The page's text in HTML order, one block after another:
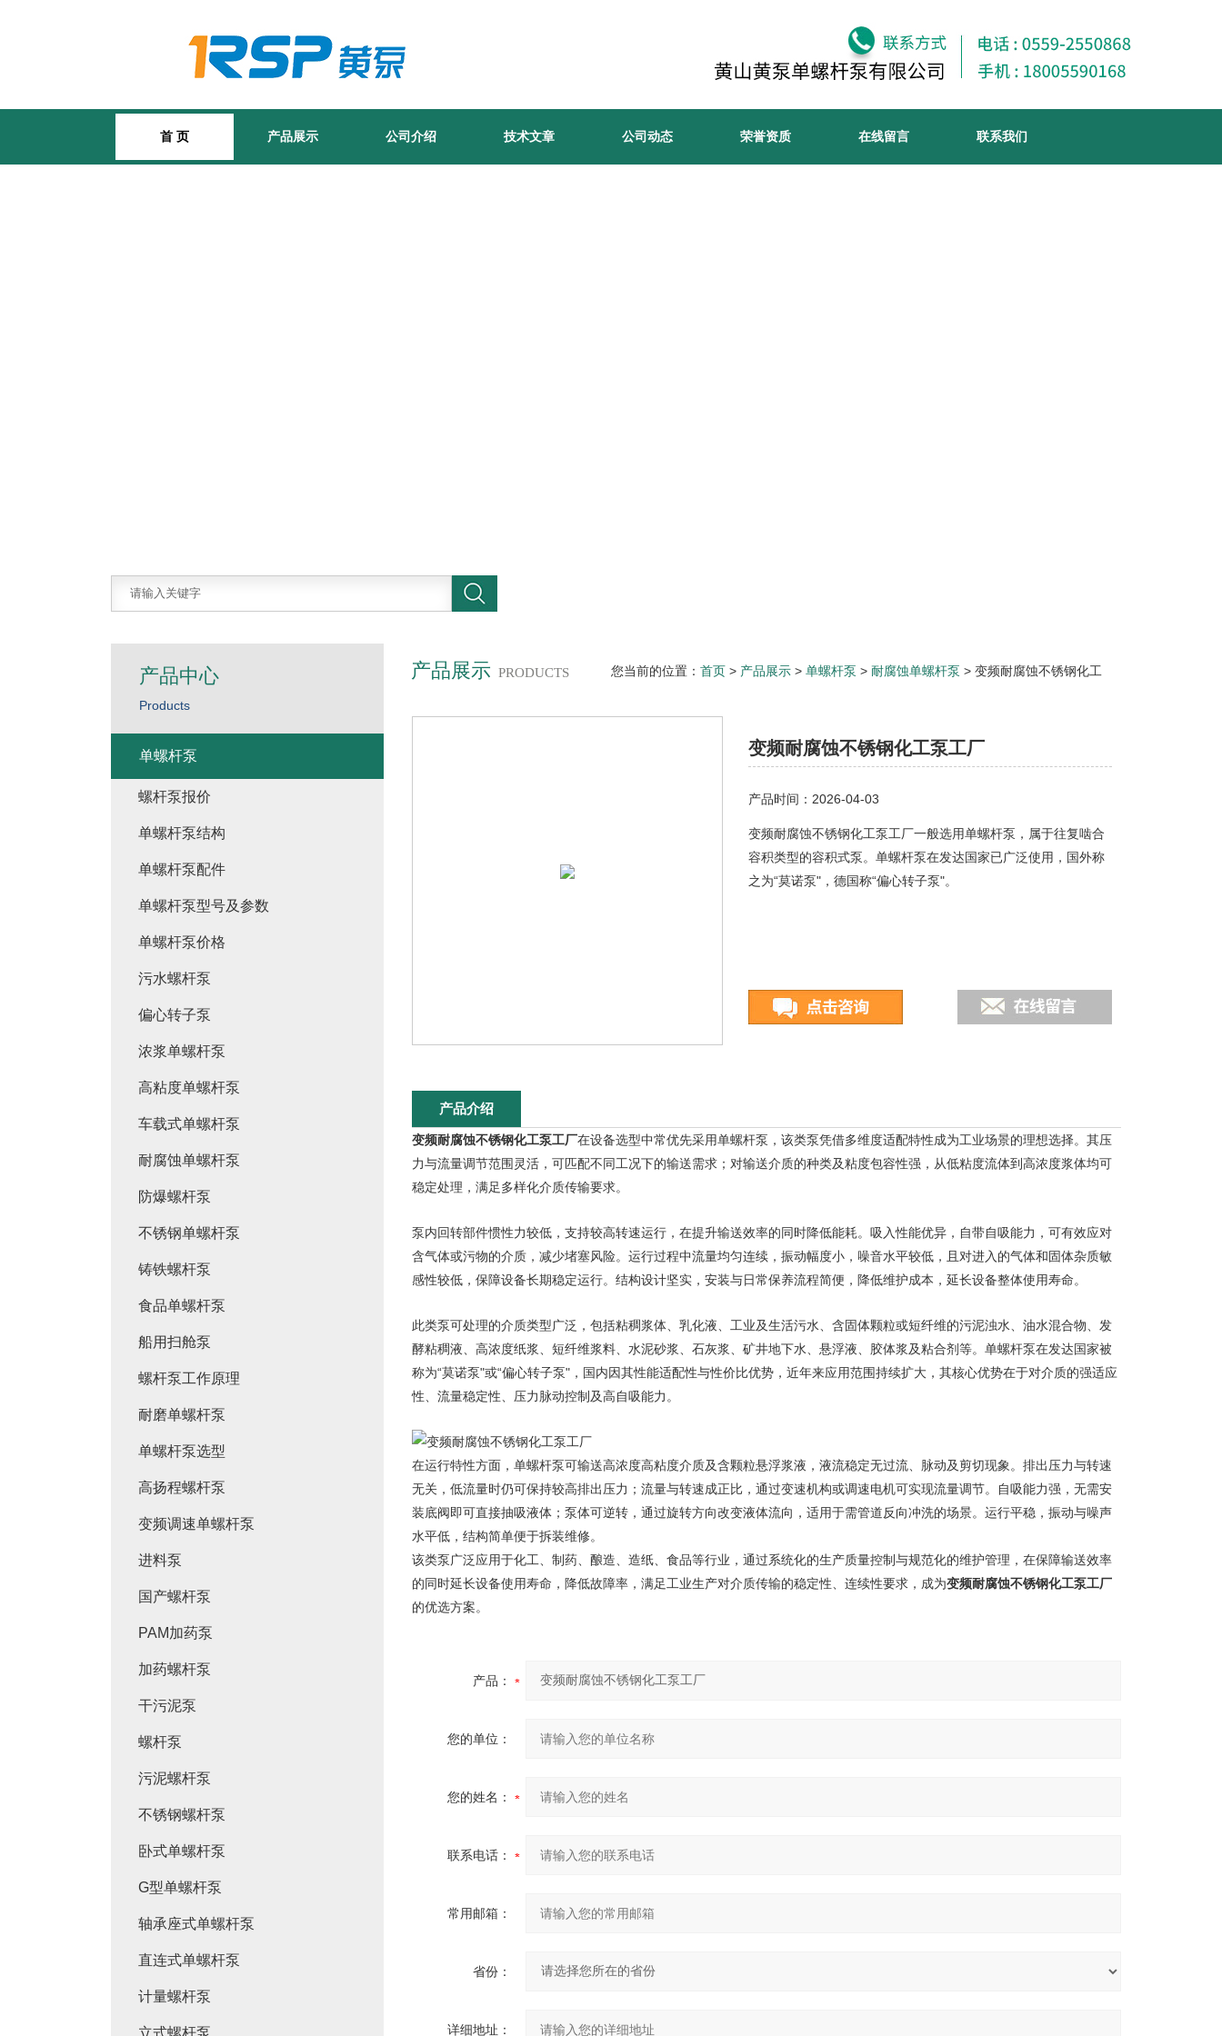
首 页 产品展示 公司介绍 技术文章 公司动态 荣誉资质 在线留言 联系我们
产品展示 PRODUCTS 您当前的位置： 首页 > 产品展示 > 单螺杆泵 > 耐腐蚀单螺杆泵 > 变频耐腐蚀不锈钢化工
变频耐腐蚀不锈钢化工泵工厂
产品时间：2026-04-03
变频耐腐蚀不锈钢化工泵工厂一般选用单螺杆泵，属于往复啮合
容积类型的容积式泵。单螺杆泵在发达国家已广泛使用，国外称
之为“莫诺泵"，德国称“偏心转子泵"。
产品介绍
变频耐腐蚀不锈钢化工泵工厂在设备选型中常优先采用单螺杆泵，该类泵凭借多维度适配特性成为工业场景的理想选择。其压
力与流量调节范围灵活，可匹配不同工况下的输送需求；对输送介质的种类及粘度包容性强，从低粘度流体到高浓度浆体均可
稳定处理，满足多样化介质传输要求。
泵内回转部件惯性力较低，支持较高转速运行，在提升输送效率的同时降低能耗。吸入性能优异，自带自吸能力，可有效应对
含气体或污物的介质，减少堵塞风险。运行过程中流量均匀连续，振动幅度小，噪音水平较低，且对进入的气体和固体杂质敏
感性较低，保障设备长期稳定运行。结构设计坚实，安装与日常保养流程简便，降低维护成本，延长设备整体使用寿命。
此类泵可处理的介质类型广泛，包括粘稠浆体、乳化液、工业及生活污水、含固体颗粒或短纤维的污泥浊水、油水混合物、发
酵粘稠液、高浓度纸浆、短纤维浆料、水泥砂浆、石灰浆、矿井地下水、悬浮液、胶体浆及粘合剂等。单螺杆泵在发达国家被
称为“莫诺泵"或“偏心转子泵"，国内因其性能适配性与性价比优势，近年来应用范围持续扩大，其核心优势在于对介质的强适应
性、流量稳定性、压力脉动控制及高自吸能力。
在运行特性方面，单螺杆泵可输送高浓度高粘度介质及含颗粒悬浮浆液，液流稳定无过流、脉动及剪切现象。排出压力与转速
无关，低流量时仍可保持较高排出压力；流量与转速成正比，通过变速机构或调速电机可实现流量调节。自吸能力强，无需安
装底阀即可直接抽吸液体；泵体可逆转，通过旋转方向改变液体流向，适用于需管道反向冲洗的场景。运行平稳，振动与噪声
水平低，结构简单便于拆装维修。
该类泵广泛应用于化工、制药、酿造、造纸、食品等行业，通过系统化的生产质量控制与规范化的维护管理，在保障输送效率
的同时延长设备使用寿命，降低故障率，满足工业生产对介质传输的稳定性、连续性要求，成为变频耐腐蚀不锈钢化工泵工厂
的优选方案。
产品：
您的单位：
您的姓名：
联系电话：
常用邮箱：
省份：
详细地址：
产品中心
Products
单螺杆泵
螺杆泵报价
单螺杆泵结构
单螺杆泵配件
单螺杆泵型号及参数
单螺杆泵价格
污水螺杆泵
偏心转子泵
浓浆单螺杆泵
高粘度单螺杆泵
车载式单螺杆泵
耐腐蚀单螺杆泵
防爆螺杆泵
不锈钢单螺杆泵
铸铁螺杆泵
食品单螺杆泵
船用扫舱泵
螺杆泵工作原理
耐磨单螺杆泵
单螺杆泵选型
高扬程螺杆泵
变频调速单螺杆泵
进料泵
国产螺杆泵
PAM加药泵
加药螺杆泵
干污泥泵
螺杆泵
污泥螺杆泵
不锈钢螺杆泵
卧式单螺杆泵
G型单螺杆泵
轴承座式单螺杆泵
直连式单螺杆泵
计量螺杆泵
立式螺杆泵